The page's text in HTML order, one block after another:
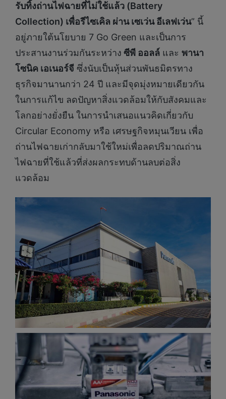
รับทิ้งถ่านไฟฉายที่ไม่ใช้แล้ว (Battery
Collection) เพื่อรีไซเคิล ผ่าน เซเว่น อีเลฟเว่น” นี้
อยู่ภายใต้นโยบาย 7 Go Green และเป็นการ
ประสานงานร่วมกันระหว่าง ซีพี ออลล์ และ พานา
โซนิค เอเนอร์จี ซึ่งนับเป็นหุ้นส่วนพันธมิตรทาง
ธุรกิจมานานกว่า 24 ปี และมีจุดมุ่งหมายเดียวกัน
ในการแก้ไข ลดปัญหาสิ่งแวดล้อมให้กับสังคมและ
โลกอย่างยั่งยืน ในการนำเสนอแนวคิดเกี่ยวกับ
Circular Economy หรือ เศรษฐกิจหมุนเวียน เพื่อ
ถ่านไฟฉายเก่ากลับมาใช้ใหม่เพื่อลดปริมาณถ่าน
ไฟฉายที่ใช้แล้วที่ส่งผลกระทบด้านลบต่อสิ่ง
แวดล้อม